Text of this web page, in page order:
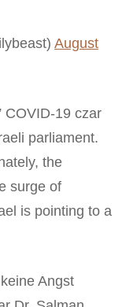
August
COVID-19 czar
parliament.
the
surge of
is pointing to a
Angst